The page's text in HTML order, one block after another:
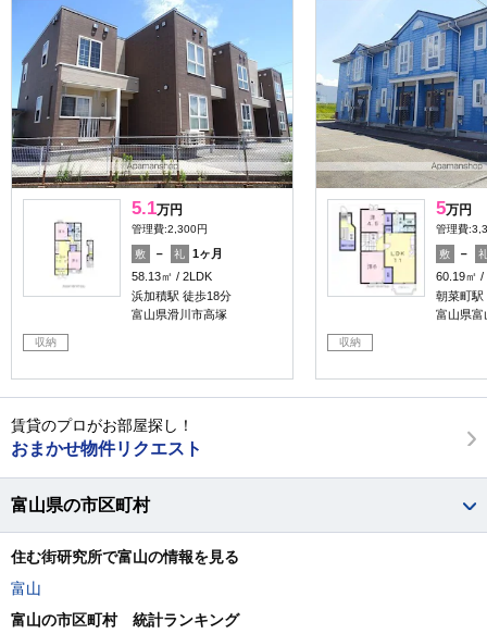
5.1万円
管理費:2,300円
敷 － 礼
1ヶ月
58.13㎡
2LDK
浜加積駅 徒歩18分
富山県滑川市高塚
収納
5万円
管理費
敷 －
60.19㎡
朝菜町駅
富山県富
収納
賃貸のプロがお部屋探し！
おまかせ物件リクエスト
富山県の市区町村
住む街研究所で富山の情報を見る
富山
富山の市区町村 統計ランキング